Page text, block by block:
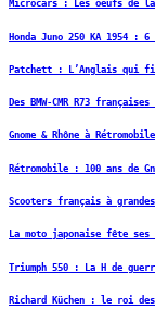
Microcars : Les oeufs de
Honda Juno 250 KA 1954 :
Patchett : L’Anglais qui
Des BMW-CMR R73
Gnome & Rhône à
Rétromobile : 100 ans de
Scooters français à
La moto japonaise fête ses
Triumph 550 : La H de
Richard Küchen : le roi des